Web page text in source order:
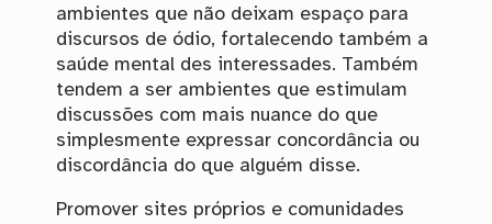
ambientes que não deixam espaço para
discursos de ódio, fortalecendo também a
saúde mental des interessades. Também
tendem a ser ambientes que estimulam
discussões com mais nuance do que
simplesmente expressar concordância ou
discordância do que alguém disse.
Promover sites próprios e comunidades